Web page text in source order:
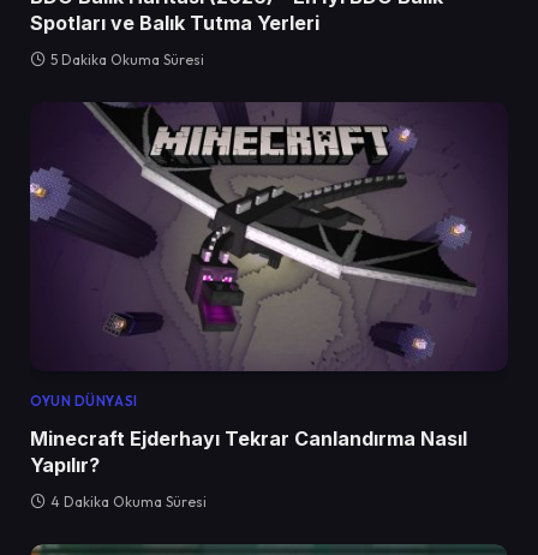
Spotları ve Balık Tutma Yerleri
5 Dakika Okuma Süresi
OYUN DÜNYASI
Minecraft Ejderhayı Tekrar Canlandırma Nasıl
Yapılır?
4 Dakika Okuma Süresi